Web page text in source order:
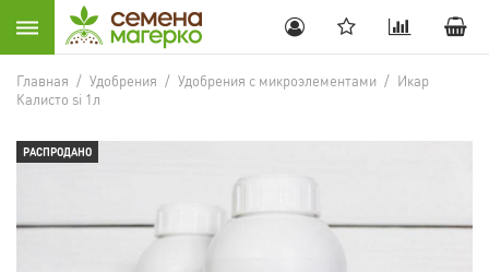
Главная / Удобрения / Удобрения с микроэлементами / Икар
Калисто si 1л
РАСПРОДАНО